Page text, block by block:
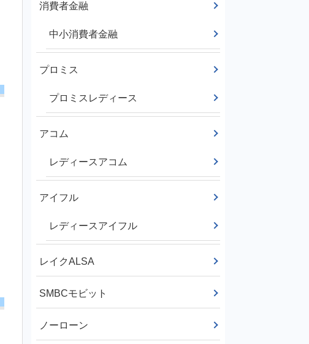
消費者金融
中小消費者金融
プロミス
プロミスレディース
アコム
レディースアコム
アイフル
レディースアイフル
レイクALSA
SMBCモビット
ノーローン